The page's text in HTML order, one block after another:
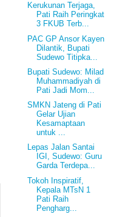
Kerukunan Terjaga,
Pati Raih Peringkat
3 FKUB Terb...
PAC GP Ansor Kayen
Dilantik, Bupati
Sudewo Titipka...
Bupati Sudewo: Milad
Muhammadiyah di
Pati Jadi Mom...
SMKN Jateng di Pati
Gelar Ujian
Kesamaptaan
untuk ...
Lepas Jalan Santai
IGI, Sudewo: Guru
Garda Terdepa...
Tokoh Inspiratif,
Kepala MTsN 1
Pati Raih
Pengharg...